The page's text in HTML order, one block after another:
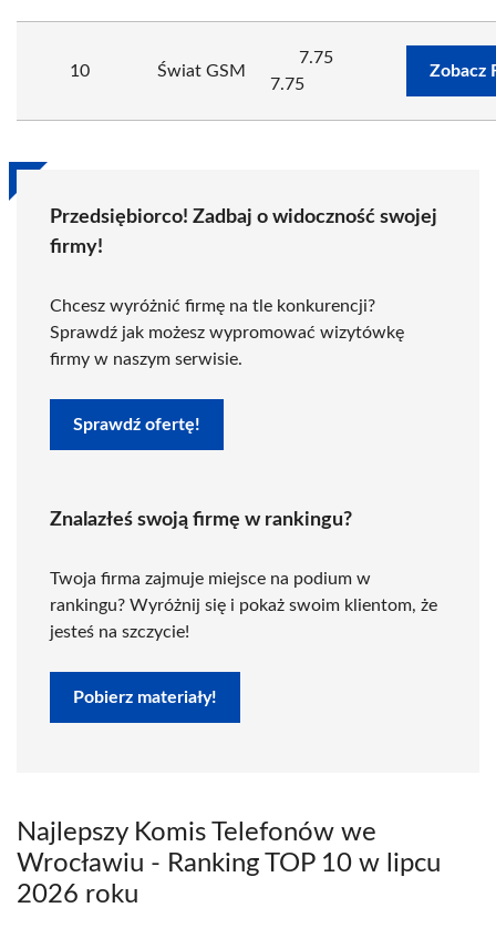
10 Świat GSM
7.75
7.75
Zobacz
Przedsiębiorco! Zadbaj o widoczność swojej
firmy!
Chcesz wyróżnić firmę na tle konkurencji?
Sprawdź jak możesz wypromować wizytówkę
firmy w naszym serwisie.
Sprawdź ofertę!
Znalazłeś swoją firmę w rankingu?
Twoja firma zajmuje miejsce na podium w
rankingu? Wyróżnij się i pokaż swoim klientom, że
jesteś na szczycie!
Pobierz materiały!
Najlepszy Komis Telefonów we
Wrocławiu - Ranking TOP 10 w lipcu
2026 roku